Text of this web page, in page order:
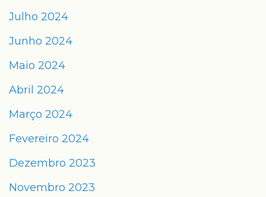
Julho 2024
Junho 2024
Maio 2024
Abril 2024
Março 2024
Fevereiro 2024
Dezembro 2023
Novembro 2023